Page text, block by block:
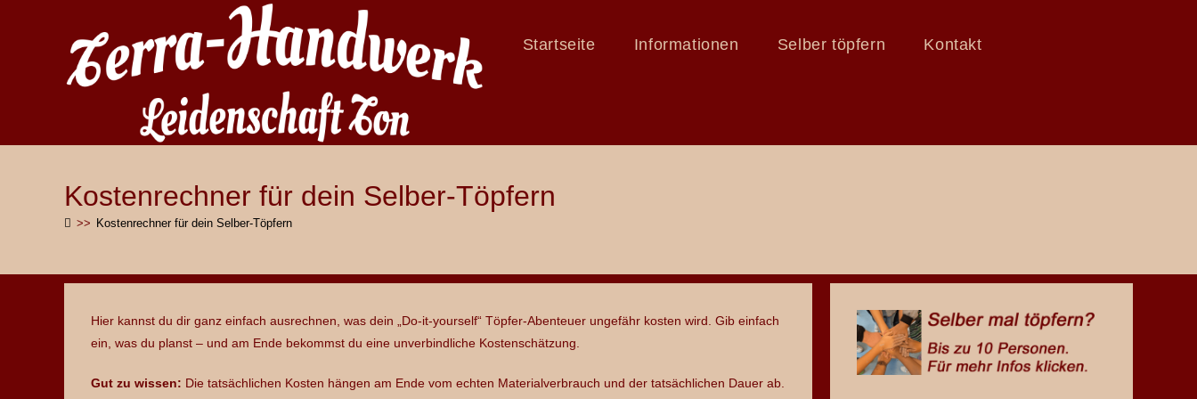
Startseite Informationen Selber töpfern Kontakt
Kostenrechner für dein Selber-Töpfern
>> Kostenrechner für dein Selber-Töpfern
Hier kannst du dir ganz einfach ausrechnen, was dein „Do-it-yourself“ Töpfer-Abenteuer ungefähr kosten wird. Gib einfach
ein, was du planst – und am Ende bekommst du eine unverbindliche Kostenschätzung.
Gut zu wissen: Die tatsächlichen Kosten hängen am Ende vom echten Materialverbrauch und der tatsächlichen Dauer ab.